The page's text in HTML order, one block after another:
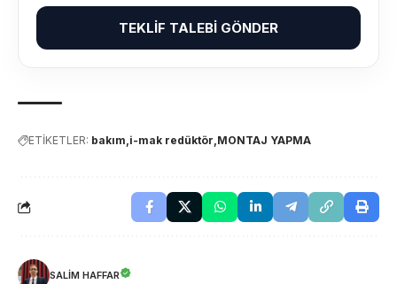
TEKLIF TALEBI GÖNDER
ETİKETLER: bakım i-mak redüktör MONTAJ YAPMA
SALIM HAFFAR